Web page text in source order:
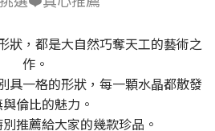
狀，都是大自然巧奪天工的藝術之
作。
具一格的形狀，每一顆水晶都散發
倫比的魅力。
推薦給大家的幾款珍品。